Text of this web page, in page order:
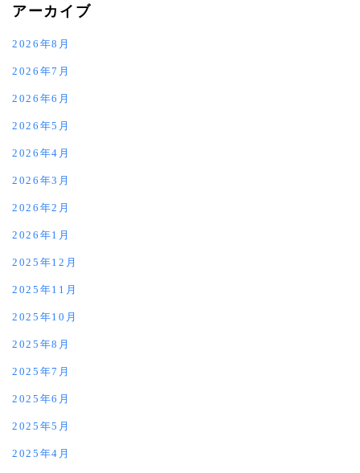
アーカイブ
2026年8月
2026年7月
2026年6月
2026年5月
2026年4月
2026年3月
2026年2月
2026年1月
2025年12月
2025年11月
2025年10月
2025年8月
2025年7月
2025年6月
2025年5月
2025年4月